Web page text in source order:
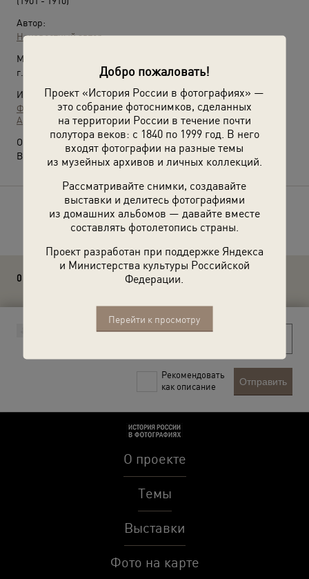
Добро пожаловать!
Проект «История России в фотографиях» —
это собрание фотоснимков, сделанных
на территории России в течение почти
полутора веков: с 1840 по 1999 год. В него
входят фотографии на разные темы
из музейных архивов и личных коллекций.
Рассматривайте снимки, создавайте
выставки и делитесь фотографиями
из домашних альбомов — давайте вместе
составлять фотолетопись страны.
Проект разработан при поддержке Яндекса
и Министерства культуры Российской
Федерации.
Перейти к просмотру
Автор:
Неизвестный автор
Место съемки:
г. Казань
Источники:
Фотографии пользователей russiainphoto.ru
Архив Ивана Владимировича Егорова
О фотографии:
Выставка
«Старая Казань»с этой фотографией.
Расскажите друзьям об этом фото
0 комментариев
Рекомендовать
как описание
Отправить
О проекте
Темы
Выставки
Фото на карте